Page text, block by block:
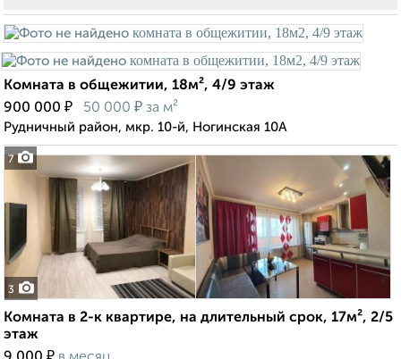
7
Комната в общежитии, 18м², 4/9 этаж
900 000 ₽ 50 000 ₽ за м²
Рудничный район, мкр. 10-й, Ногинская 10А
3
Комната в 2-к квартире, на длительный срок, 17м², 2/5
этаж